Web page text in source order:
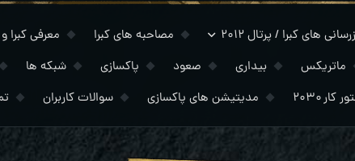
های کبرا / پرتال ۲۰۱۲ مصاحبه های کبرا معرفی کبرا
ماتریکس بیداری صعود پاکسازی شبکه ها
۲۰۳۰
مدیتیشن های پاکسازی سوالات کاربران